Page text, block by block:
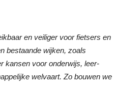
en veiliger voor fietsers en
bestaande wijken, zoals
kansen voor onderwijs, leer-
welvaart. Zo bouwen we